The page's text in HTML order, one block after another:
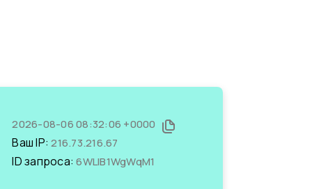
2026-08-06 08:32:06 +0000
Ваш IP:216.73.216.67
ID запроса:6WLlB1WgWqM1